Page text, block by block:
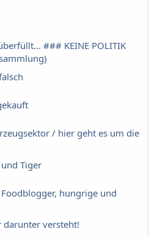
### KEINE POLITIK
/ hier geht es um die
Tiger
hungrige und
darunter versteht!